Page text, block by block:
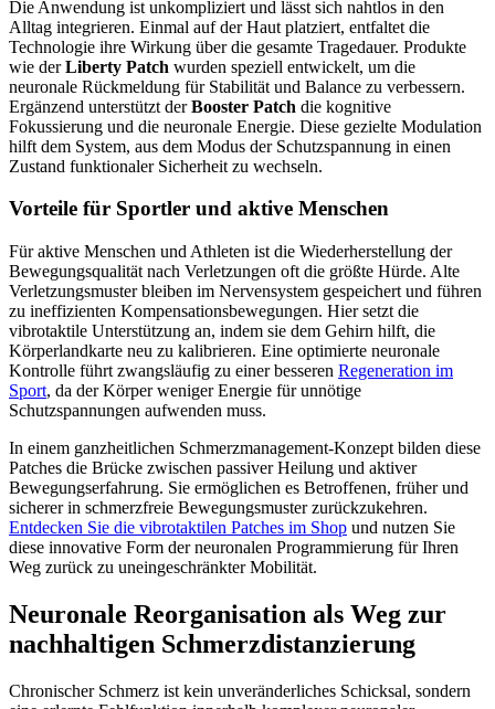
Die Anwendung ist unkompliziert und lässt sich nahtlos in den
Alltag integrieren. Einmal auf der Haut platziert, entfaltet die
Technologie ihre Wirkung über die gesamte Tragedauer. Produkte
wie derLiberty Patch wurden speziell entwickelt, um die
neuronale Rückmeldung für Stabilität und Balance zu verbessern.
Ergänzend unterstützt derBooster Patch die kognitive
Fokussierung und die neuronale Energie. Diese gezielte Modulation
hilft dem System, aus dem Modus der Schutzspannung in einen
Zustand funktionaler Sicherheit zu wechseln.
Vorteile für Sportler und aktive Menschen
Für aktive Menschen und Athleten ist die Wiederherstellung der
Bewegungsqualität nach Verletzungen oft die größte Hürde. Alte
Verletzungsmuster bleiben im Nervensystem gespeichert und führen
zu ineffizienten Kompensationsbewegungen. Hier setzt die
vibrotaktile Unterstützung an, indem sie dem Gehirn hilft, die
Körperlandkarte neu zu kalibrieren. Eine optimierte neuronale
Kontrolle führt zwangsläufig zu einer besseren Regeneration im
Sport, da der Körper weniger Energie für unnötige
Schutzspannungen aufwenden muss.
In einem ganzheitlichen Schmerzmanagement-Konzept bilden diese
Patches die Brücke zwischen passiver Heilung und aktiver
Bewegungserfahrung. Sie ermöglichen es Betroffenen, früher und
sicherer in schmerzfreie Bewegungsmuster zurückzukehren.
Entdecken Sie die vibrotaktilen Patches im Shop und nutzen Sie
diese innovative Form der neuronalen Programmierung für Ihren
Weg zurück zu uneingeschränkter Mobilität.
Neuronale Reorganisation als Weg zur
nachhaltigen Schmerzdistanzierung
Chronischer Schmerz ist kein unveränderliches Schicksal, sondern